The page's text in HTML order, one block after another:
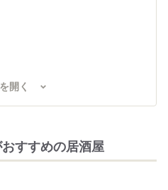
酒屋
開く
すすめの居酒屋